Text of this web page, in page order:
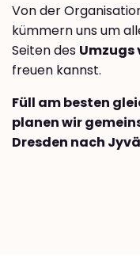
Von der
kümmern uns um
Seiten des Umzugs
freuen kannst.
Füll am besten
planen wir
Dresden nach